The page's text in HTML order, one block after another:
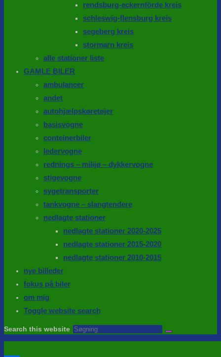
rendsburg-eckernförde kreis
schleswig-flensburg kreis
segeberg kreis
stormarn kreis
alle stationer liste
GAMLE BILER
ambulancer
andet
autohjælpskøretøjer
basisvogne
conteinerbiler
ledervogne
rednings – milijø – dykkervogne
stigevogne
sygetransporter
tankvogne – slangtendere
nedlagte stationer
nedlagte stationer 2020-2025
nedlagte stationer 2015-2020
nedlagte stationer 2010-2015
nye billeder
fokus på biler
om mig
Toggle website search
Search this website